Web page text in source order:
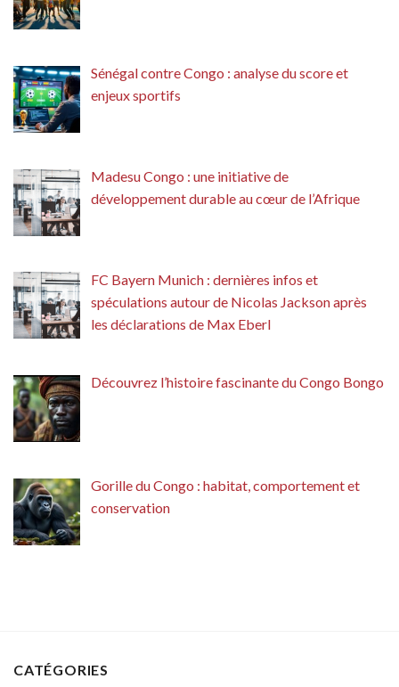
Sénégal contre Congo : analyse du score et
enjeux sportifs
Madesu Congo : une initiative de
développement durable au cœur de l’Afrique
FC Bayern Munich : dernières infos et
spéculations autour de Nicolas Jackson après
les déclarations de Max Eberl
Découvrez l’histoire fascinante du Congo Bongo
Gorille du Congo : habitat, comportement et
conservation
CATÉGORIES